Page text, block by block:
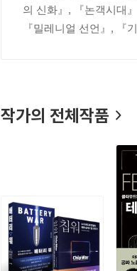
의 신화』, 『논객시대
『밀레니얼 선언』, 『
작가의 전체작품